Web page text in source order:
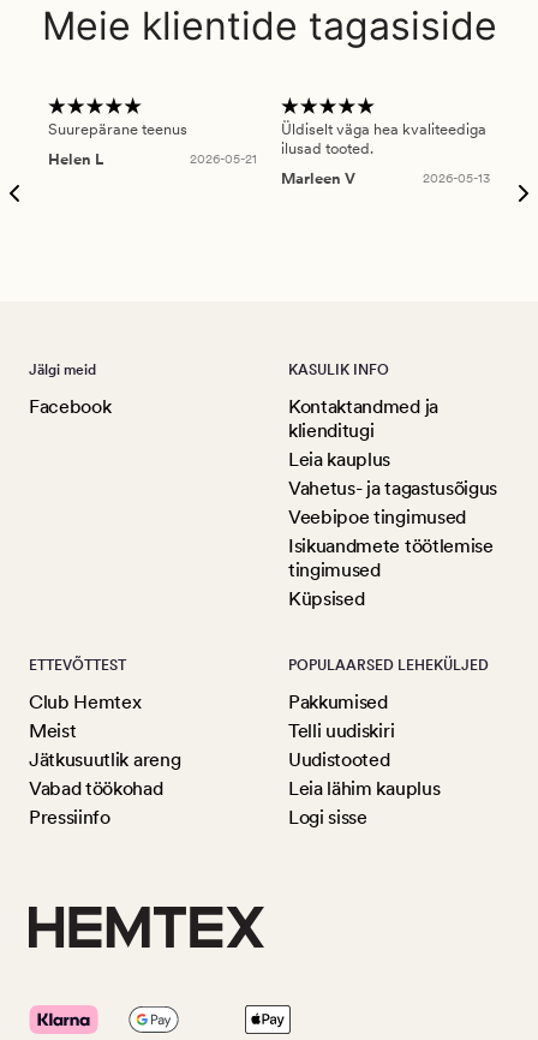
Meie klientide tagasiside
Suurepärane teenus
Helen L
2026-05-21
Üldiselt väga hea kvaliteediga
ilusad tooted.
Marleen V
2026-05-13
Jälgi meid
Facebook
KASULIK INFO
Kontaktandmed ja
klienditugi
Leia kauplus
Vahetus- ja tagastusõigus
Veebipoe tingimused
Isikuandmete töötlemise
tingimused
Küpsised
ETTEVÕTTEST
Club Hemtex
Meist
Jätkusuutlik areng
Vabad töökohad
Pressiinfo
POPULAARSED LEHEKÜLJED
Pakkumised
Telli uudiskiri
Uudistooted
Leia lähim kauplus
Logi sisse